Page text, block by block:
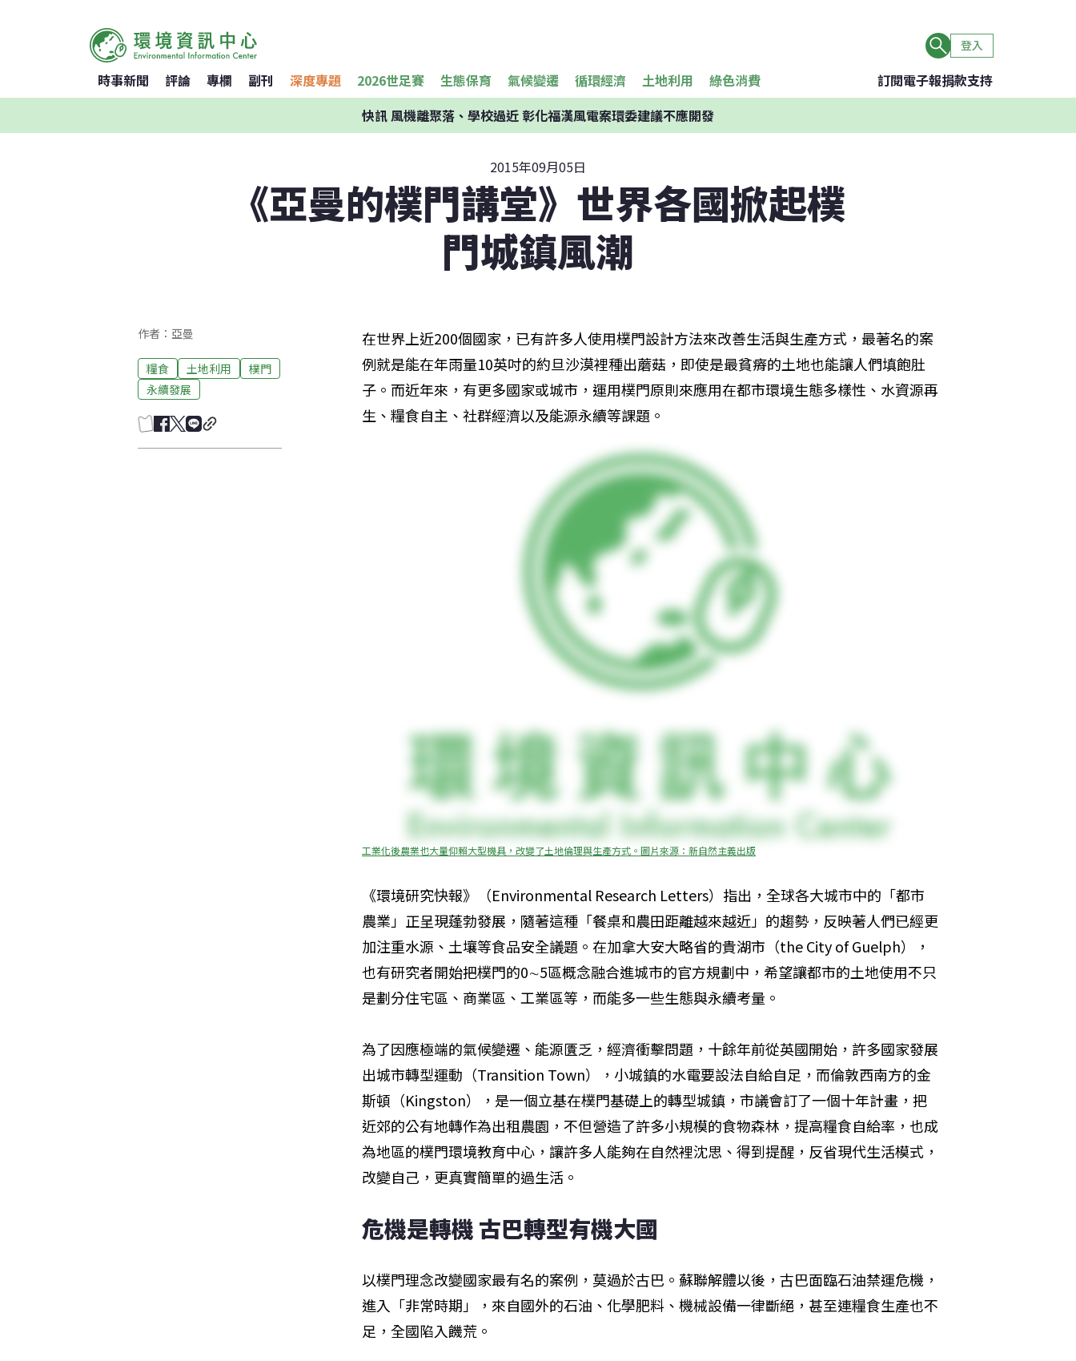
登入
時事新聞 評論 專欄 副刊 深度專題 2026世足賽 生態保育 氣候變遷 循環經濟 土地利用 綠色消費 訂閱電子報捐款支持
快訊風機離聚落、學校過近 彰化福漢風電案環委建議不應開發
2015年09月05日
《亞曼的樸門講堂》世界各國掀起樸
門城鎮風潮
作者：亞曼
糧食 土地利用
樸門
永續發展
在世界上近200個國家，已有許多人使用樸門設計方法來改善生活與生產方式，最著名的案
例就是能在年雨量10英吋的約旦沙漠裡種出蘑菇，即使是最貧瘠的土地也能讓人們填飽肚
子。而近年來，有更多國家或城市，運用樸門原則來應用在都市環境生態多樣性、水資源再
生、糧食自主、社群經濟以及能源永續等課題。
工業化後農業也大量仰賴大型機具，改變了土地倫理與生產方式。圖片來源：新自然主義出版
《環境研究快報》（Environmental Research Letters）指出，全球各大城市中的「都市
農業」正呈現蓬勃發展，隨著這種「餐桌和農田距離越來越近」的趨勢，反映著人們已經更
加注重水源、土壤等食品安全議題。在加拿大安大略省的貴湖市（the City of Guelph），
也有研究者開始把樸門的0∼5區概念融合進城市的官方規劃中，希望讓都市的土地使用不只
是劃分住宅區、商業區、工業區等，而能多一些生態與永續考量。
為了因應極端的氣候變遷、能源匱乏，經濟衝擊問題，十餘年前從英國開始，許多國家發展
出城市轉型運動（Transition Town），小城鎮的水電要設法自給自足，而倫敦西南方的金
斯頓（Kingston），是一個立基在樸門基礎上的轉型城鎮，市議會訂了一個十年計畫，把
近郊的公有地轉作為出租農園，不但營造了許多小規模的食物森林，提高糧食自給率，也成
為地區的樸門環境教育中心，讓許多人能夠在自然裡沈思、得到提醒，反省現代生活模式，
改變自己，更真實簡單的過生活。
危機是轉機 古巴轉型有機大國
以樸門理念改變國家最有名的案例，莫過於古巴。蘇聯解體以後，古巴面臨石油禁運危機，
進入「非常時期」，來自國外的石油、化學肥料、機械設備一律斷絕，甚至連糧食生產也不
足，全國陷入饑荒。